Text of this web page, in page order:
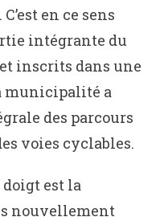
en ce sens
intégrante du
inscrits dans une
municipalité a
des parcours
voies cyclables.
est la
nouvellement